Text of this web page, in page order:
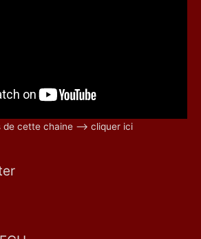
de cette chaine –> cliquer ici